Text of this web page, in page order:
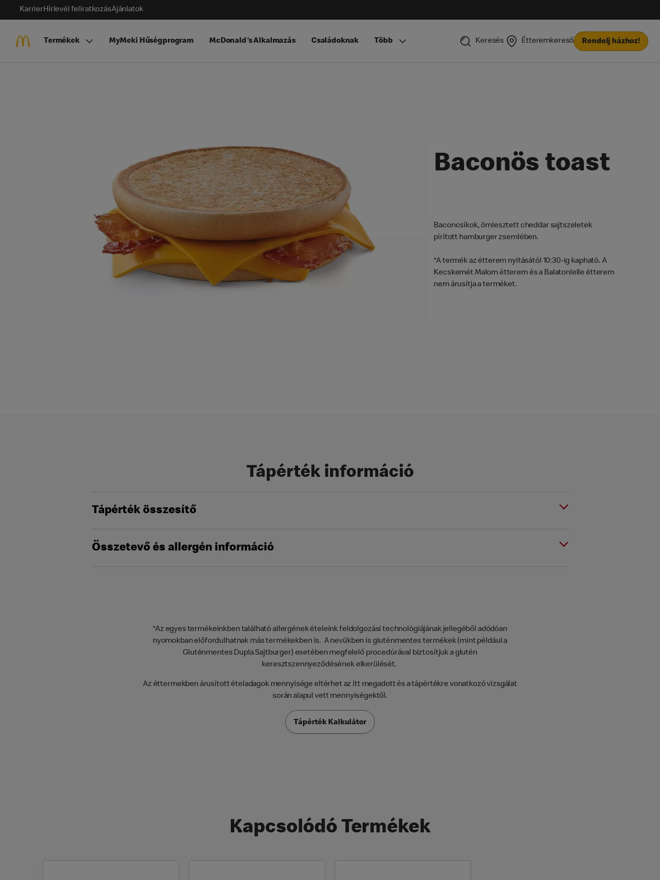
KarrierHírlevél feliratkozásAjánlatok
Termékek MyMeki Hűségprogram McDonald's Alkalmazás Családoknak Több Keresés Étteremkereső Rendelj házhoz!
Baconös toast
Baconcsíkok, ömlesztett cheddar sajtszeletek
pirított hamburger zsemlében.
*A termék az étterem nyitásától 10:30-ig kapható. A
Kecskemét Malom étterem és a Balatonlelle étterem
nem árusítja a terméket.
Tápérték információ
Tápérték összesítő
Összetevő és allergén információ
*Az egyes termékeinkben található allergének ételeink feldolgozási technológiájának jellegéből adódóan
nyomokban előfordulhatnak más termékekben is. A nevükben is gluténmentes termékek (mint például a
Gluténmentes Dupla Sajtburger) esetében megfelelő procedúrával biztosítjuk a glutén
keresztszennyeződésének elkerülését.
Az éttermekben árusított ételadagok mennyisége eltérhet az itt megadott és a tápértékre vonatkozó vizsgálat
során alapul vett mennyiségektől.
Tápérték Kalkulátor
Kapcsolódó Termékek